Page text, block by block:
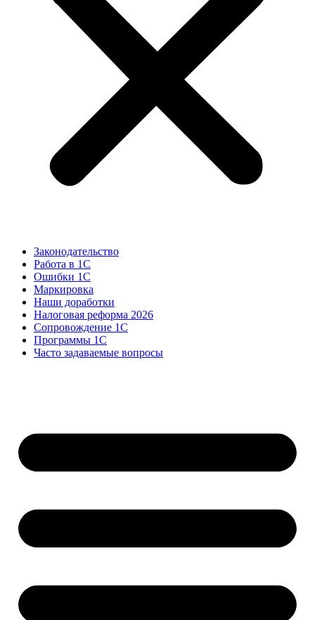
Законодательство
Работа в 1С
Ошибки 1С
Маркировка
Наши доработки
Налоговая реформа 2026
Сопровождение 1С
Программы 1С
Часто задаваемые вопросы